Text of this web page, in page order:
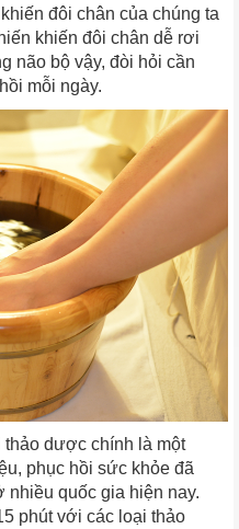
đôi chân của chúng ta
khiến đôi chân dễ rơi
não bộ vậy, đòi hỏi cần
mỗi ngày.
dược chính là một
phục hồi sức khỏe đã
quốc gia hiện nay.
phút với các loại thảo